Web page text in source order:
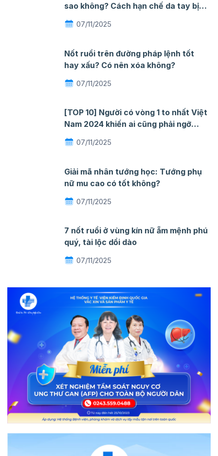
sao không? Cách hạn chế da tay bị
nhăn khi gặp nước
07/11/2025
Nốt ruồi trên đường pháp lệnh tốt
hay xấu? Có nên xóa không?
07/11/2025
[TOP 10] Người có vòng 1 to nhất Việt
Nam 2024 khiến ai cũng phải ngỡ
ngàng mê đắm
07/11/2025
Giải mã nhân tướng học: Tướng phụ
nữ mu cao có tốt không?
07/11/2025
7 nốt ruồi ở vùng kín nữ ẵm mệnh phú
quý, tài lộc dồi dào
07/11/2025